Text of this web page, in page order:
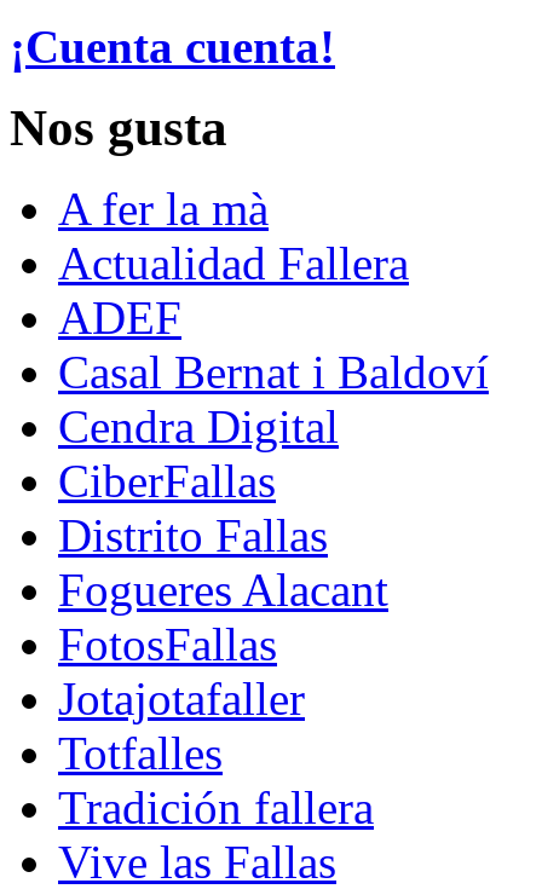
¡Cuenta cuenta!
Nos gusta
A fer la mà
Actualidad Fallera
ADEF
Casal Bernat i Baldoví
Cendra Digital
CiberFallas
Distrito Fallas
Fogueres Alacant
FotosFallas
Jotajotafaller
Totfalles
Tradición fallera
Vive las Fallas